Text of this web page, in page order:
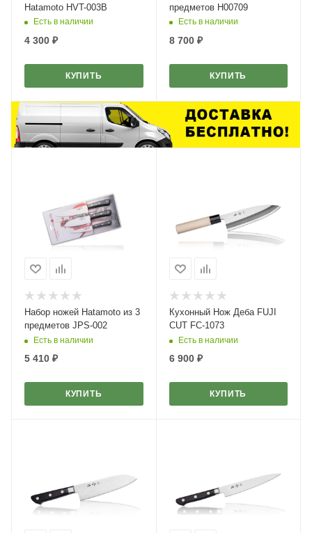
Hatamoto HVT-003B
Есть в наличии
4 300 ₽
КУПИТЬ
предметов H00709
Есть в наличии
8 700₽
КУПИТЬ
Набор ножей Hatamoto из 3
предметов JPS-002
Есть в наличии
5 410 ₽
КУПИТЬ
Кухонный Нож Деба FUJI
CUT FC-1073
Есть в наличии
6 900₽
КУПИТЬ